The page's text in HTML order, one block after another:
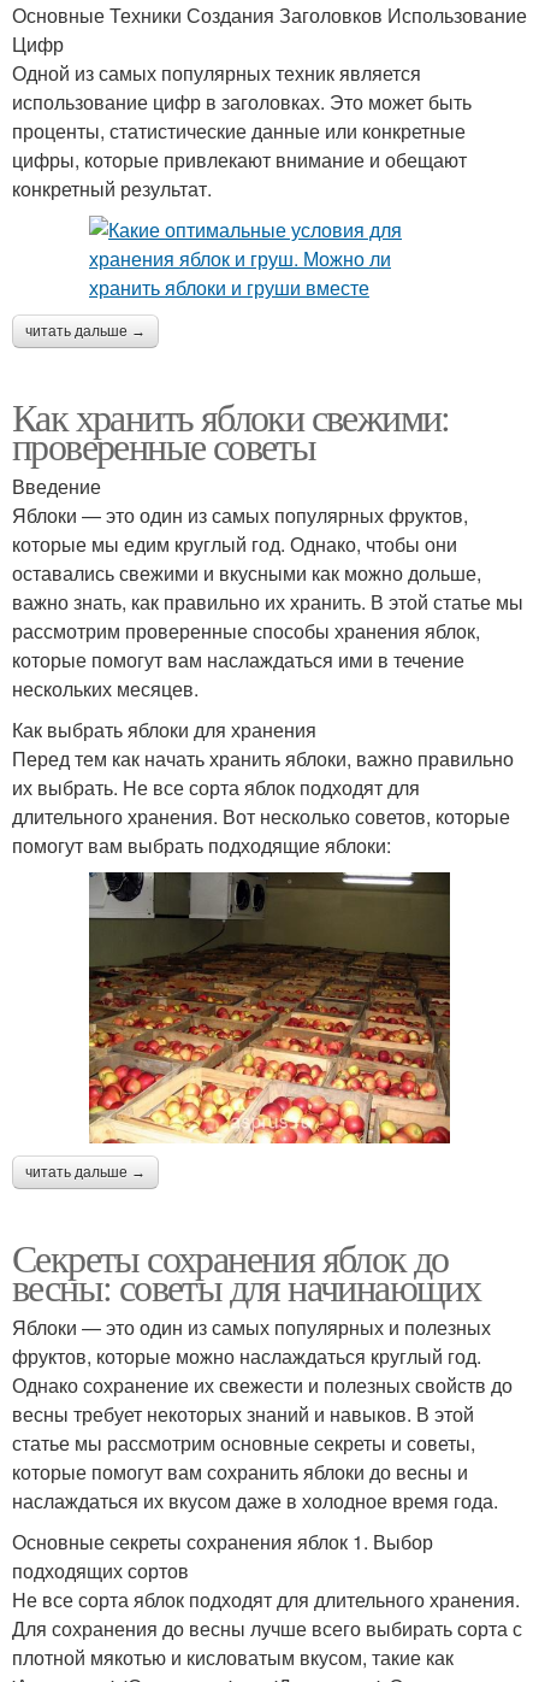
Основные Техники Создания Заголовков Использование
Цифр
Одной из самых популярных техник является
использование цифр в заголовках. Это может быть
проценты, статистические данные или конкретные
цифры, которые привлекают внимание и обещают
конкретный результат.
читать дальше →
Как хранить яблоки свежими:
проверенные советы
Введение
Яблоки — это один из самых популярных фруктов,
которые мы едим круглый год. Однако, чтобы они
оставались свежими и вкусными как можно дольше,
важно знать, как правильно их хранить. В этой статье мы
рассмотрим проверенные способы хранения яблок,
которые помогут вам наслаждаться ими в течение
нескольких месяцев.
Как выбрать яблоки для хранения
Перед тем как начать хранить яблоки, важно правильно
их выбрать. Не все сорта яблок подходят для
длительного хранения. Вот несколько советов, которые
помогут вам выбрать подходящие яблоки:
читать дальше →
Секреты сохранения яблок до
весны: советы для начинающих
Яблоки — это один из самых популярных и полезных
фруктов, которые можно наслаждаться круглый год.
Однако сохранение их свежести и полезных свойств до
весны требует некоторых знаний и навыков. В этой
статье мы рассмотрим основные секреты и советы,
которые помогут вам сохранить яблоки до весны и
наслаждаться их вкусом даже в холодное время года.
Основные секреты сохранения яблок 1. Выбор
подходящих сортов
Не все сорта яблок подходят для длительного хранения.
Для сохранения до весны лучше всего выбирать сорта с
плотной мякотью и кисловатым вкусом, такие как